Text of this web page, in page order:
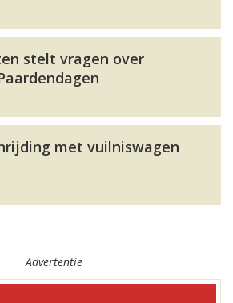
stelt vragen over
met vuilniswagen
Advertentie